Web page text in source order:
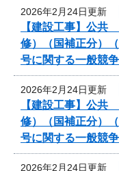
2026年2月24日更新
【建設工事】公共
修）（国補正分）
号に関する一般競
2026年2月24日更新
【建設工事】公共
修）（国補正分）
号に関する一般競
2026年2月24日更新